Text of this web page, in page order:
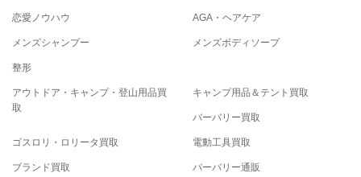
恋愛ノウハウ AGA・ヘアケア
メンズシャンプー メンズボディソープ
整形
アウトドア・キャンプ・登山用品買
取
キャンプ用品＆テント買取
バーバリー買取
ゴスロリ・ロリータ買取 電動工具買取
ブランド買取 バーバリー通販